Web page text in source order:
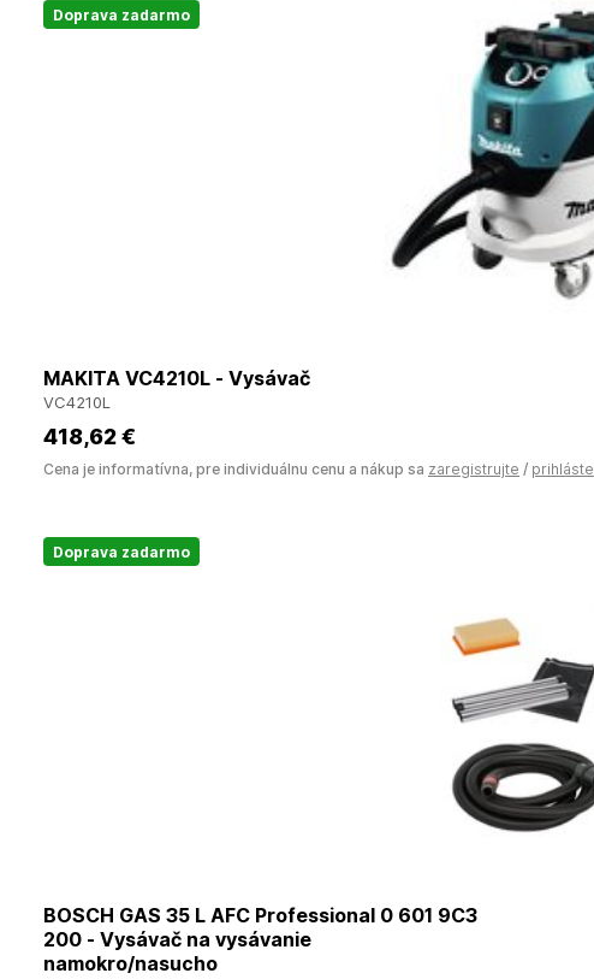
Doprava zadarmo
MAKITA VC4210L - Vysávač
VC4210L
418,62 €
Cena je informatívna, pre individuálnu cenu a nákup sa zaregistrujte / prihláste
Doprava zadarmo
BOSCH GAS 35 L AFC Professional 0 601 9C3
200 - Vysávač na vysávanie
namokro/nasucho